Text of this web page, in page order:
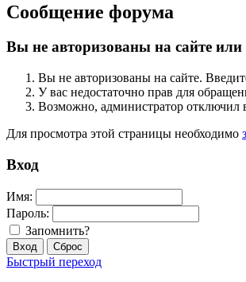
Сообщение форума
Вы не авторизованы на сайте или
Вы не авторизованы на сайте.
У вас недостаточно прав для
Возможно, администратор отключил
Для просмотра этой страницы необходимо
Вход
Имя:
Пароль:
Запомнить?
Быстрый переход